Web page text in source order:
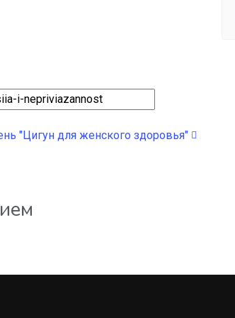
"Цигун для женского здоровья"